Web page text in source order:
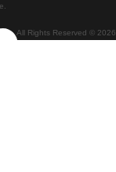
All Rights Reserved © 2026